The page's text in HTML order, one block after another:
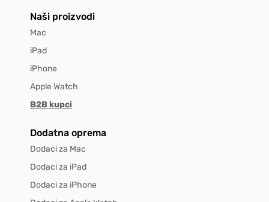
Naši proizvodi
Mac
iPad
iPhone
Apple Watch
B2B kupci
Dodatna oprema
Dodaci za Mac
Dodaci za iPad
Dodaci za iPhone